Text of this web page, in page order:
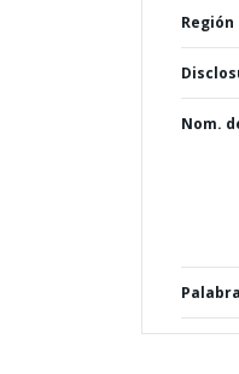
Región
Nom.